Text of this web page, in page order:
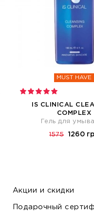
MUST HAVE
IS CLINICAL
COMPLEX
Гель для
1575 1260
Акции и скидки
Подарочный